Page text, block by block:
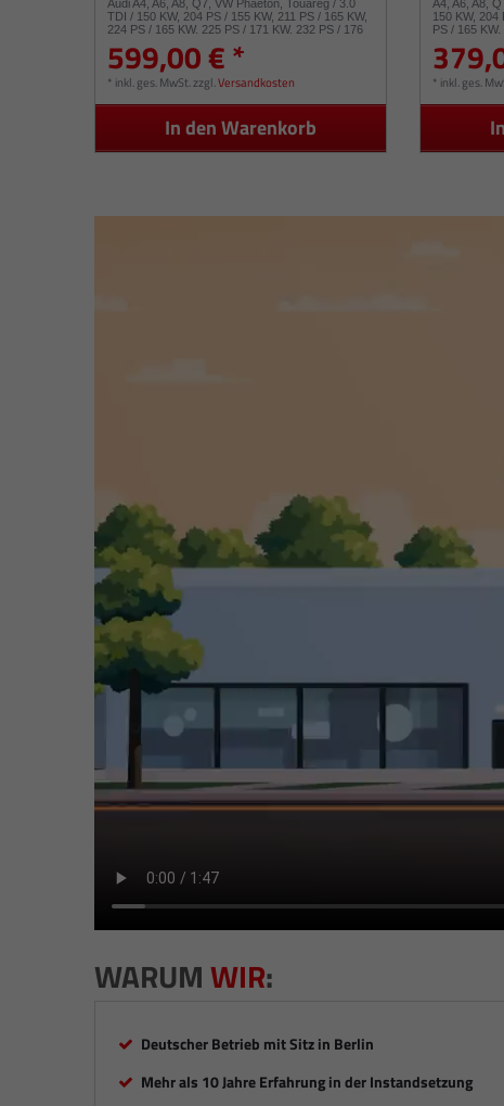
Audi A4, A6, A8, Q7, VW Phaeton, Touareg / 3.0
TDI / 150 KW, 204 PS / 155 KW, 211 PS / 165 KW,
224 PS / 165 KW, 225 PS / 171 KW, 232 PS / 176
599,00 € *
* inkl. ges. MwSt.zzgl.Versandkosten
In den Warenkorb
A4, A6, A8,
150 KW, 204
PS / 165
* inkl. ges.
WARUMWIR:
Deutscher Betrieb mit Sitz in Berlin
Mehr als 10 Jahre Erfahrung in der Instandsetzung